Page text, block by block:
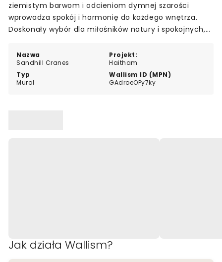
Nazwa
Sandhill Cranes
Projekt:
Haitham
Typ
Mural
Wallism ID (MPN)
GAdroeOPy7ky
ziemistym barwom i odcieniom dymnej szarości
wprowadza spokój i harmonię do każdego wnętrza.
Doskonały wybór dla miłośników natury i spokojnych,
Jak działa Wallism?